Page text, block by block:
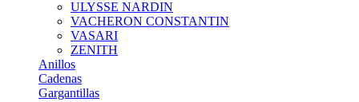
ULYSSE NARDIN
VACHERON CONSTANTIN
VASARI
ZENITH
Anillos
Cadenas
Gargantillas